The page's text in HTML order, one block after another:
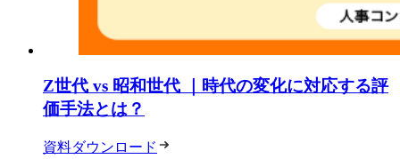
Z世代 vs 昭和世代 ｜時代の変化に対応する評
価手法とは？
資料ダウンロード